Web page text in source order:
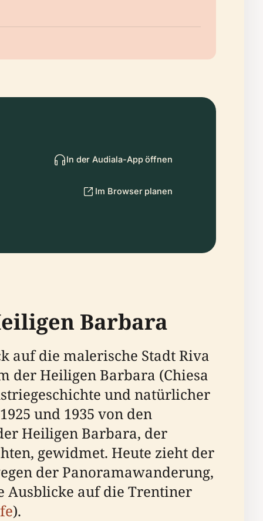
In der Audiala-App öffnen
Im Browser planen
Barbara
auf die malerische Stadt Riva
der Heiligen Barbara (Chiesa
und natürlicher
und 1935 von den
Heiligen Barbara, der
gewidmet. Heute zieht der
der Panoramawanderung,
Ausblicke auf die Trentiner
).